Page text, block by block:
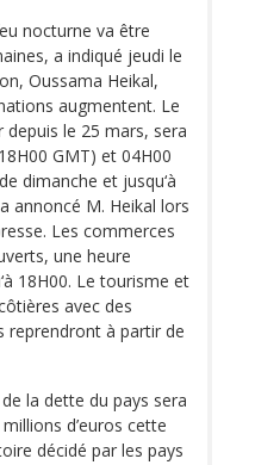
nocturne va être
a indiqué jeudi le
Oussama Heikal,
augmentent. Le
le 25 mars, sera
GMT) et 04H00
dimanche et jusqu‘à
annoncé M. Heikal lors
Les commerces
une heure
18H00. Le tourisme et
avec des
reprendront à partir de
la dette du pays sera
d’euros cette
décidé par les pays